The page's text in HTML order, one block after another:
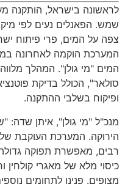
בישראל,הותקנה
.הפאנלים נעים לפי מיקום
על המים ,פרי פיתוח
הוקמה לאחרונה במאגר
"מי גולן".המהלך מלווה
",הכולל בדיקת פוטנציאל,
בשלבי ההתקנה.
ל"מי גולן",איתן שדה : "
.המערכת העוקבת של'
,מאפשרת תפוקה גדולה
מלא של מאגרי קולחין
.פנינו לתחומים נוספים